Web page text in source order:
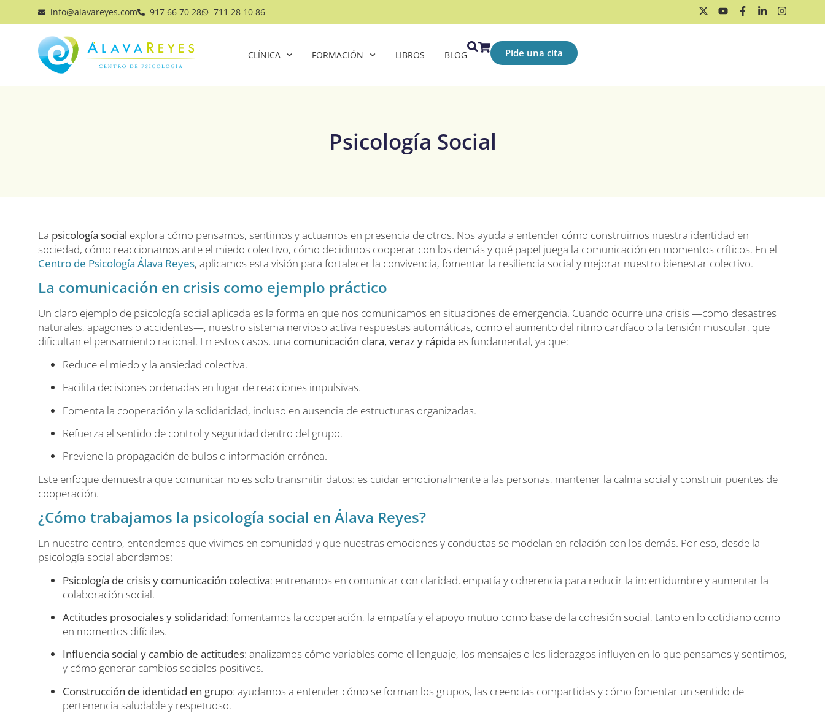
info@alavareyes.com 917 66 70 28 711 28 10 86
CLÍNICA FORMACIÓN LIBROS BLOG Pide una cita
Psicología Social
La psicología social explora cómo pensamos, sentimos y actuamos en presencia de otros. Nos ayuda a entender cómo construimos nuestra identidad en
sociedad, cómo reaccionamos ante el miedo colectivo, cómo decidimos cooperar con los demás y qué papel juega la comunicación en momentos críticos. En el
Centro de Psicología Álava Reyes, aplicamos esta visión para fortalecer la convivencia, fomentar la resiliencia social y mejorar nuestro bienestar colectivo.
La comunicación en crisis como ejemplo práctico
Un claro ejemplo de psicología social aplicada es la forma en que nos comunicamos en situaciones de emergencia. Cuando ocurre una crisis —como desastres
naturales, apagones o accidentes—, nuestro sistema nervioso activa respuestas automáticas, como el aumento del ritmo cardíaco o la tensión muscular, que
dificultan el pensamiento racional. En estos casos, una comunicación clara, veraz y rápida es fundamental, ya que:
Reduce el miedo y la ansiedad colectiva.
Facilita decisiones ordenadas en lugar de reacciones impulsivas.
Fomenta la cooperación y la solidaridad, incluso en ausencia de estructuras organizadas.
Refuerza el sentido de control y seguridad dentro del grupo.
Previene la propagación de bulos o información errónea.
Este enfoque demuestra que comunicar no es solo transmitir datos: es cuidar emocionalmente a las personas, mantener la calma social y construir puentes de
cooperación.
¿Cómo trabajamos la psicología social en Álava Reyes?
En nuestro centro, entendemos que vivimos en comunidad y que nuestras emociones y conductas se modelan en relación con los demás. Por eso, desde la
psicología social abordamos:
Psicología de crisis y comunicación colectiva: entrenamos en comunicar con claridad, empatía y coherencia para reducir la incertidumbre y aumentar la
colaboración social.
Actitudes prosociales y solidaridad: fomentamos la cooperación, la empatía y el apoyo mutuo como base de la cohesión social, tanto en lo cotidiano como
en momentos difíciles.
Influencia social y cambio de actitudes: analizamos cómo variables como el lenguaje, los mensajes o los liderazgos influyen en lo que pensamos y sentimos,
y cómo generar cambios sociales positivos.
Construcción de identidad en grupo: ayudamos a entender cómo se forman los grupos, las creencias compartidas y cómo fomentar un sentido de
pertenencia saludable y respetuoso.